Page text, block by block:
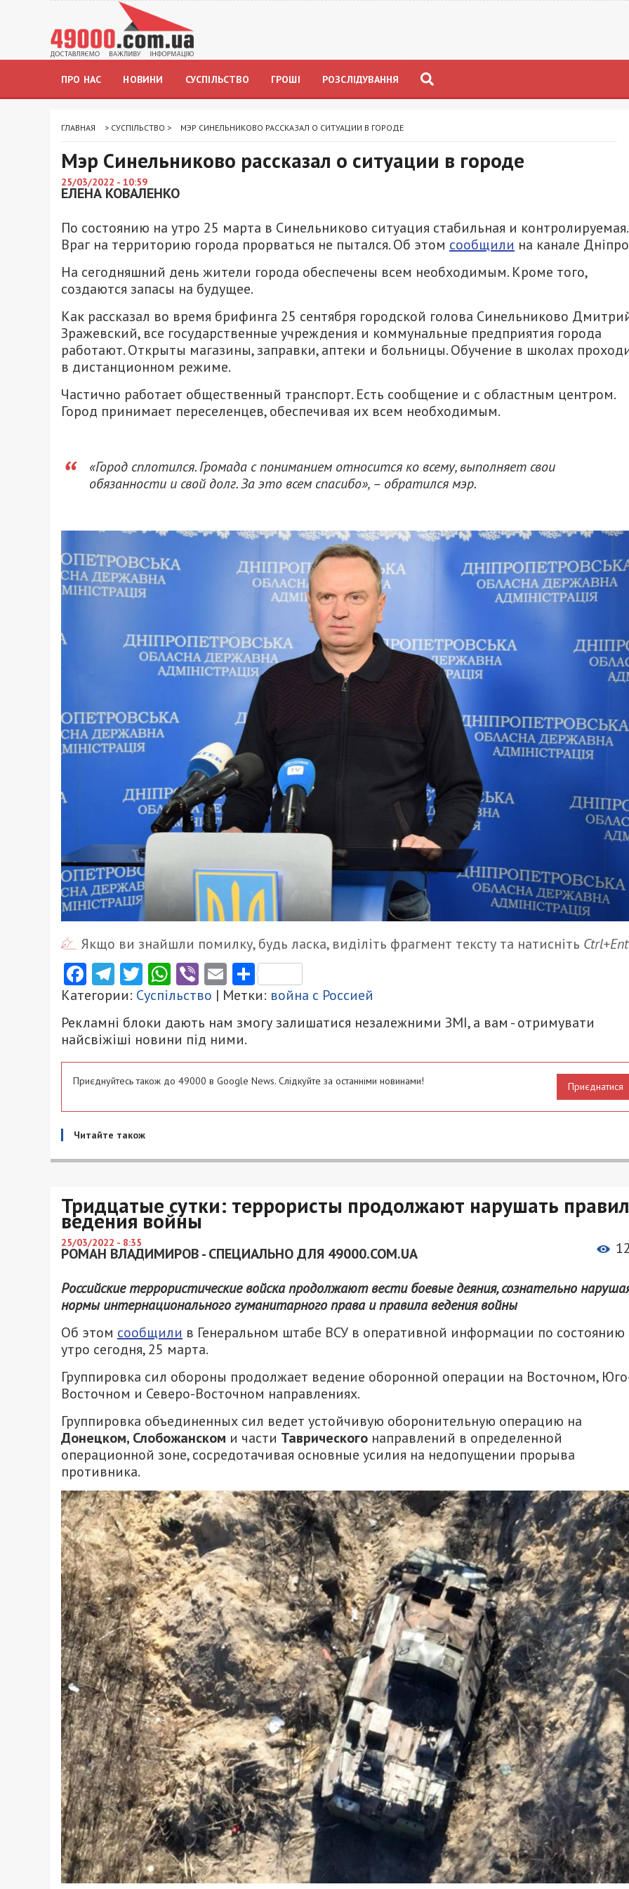
ПРО НАС НОВИНИ СУСПІЛЬСТВО ГРОШІ РОЗСЛІДУВАННЯ
ГЛАВНАЯ > СУСПІЛЬСТВО > МЭР СИНЕЛЬНИКОВО РАССКАЗАЛ О СИТУАЦИИ В ГОРОДЕ
Мэр Синельниково рассказал о ситуации в городе
25/03/2022 - 10:59
ЕЛЕНА КОВАЛЕНКО
По состоянию на утро 25 марта в Синельниково ситуация стабильная и контролируемая.
Враг на территорию города прорваться не пытался. Об этом сообщили на канале
На сегодняшний день жители города обеспечены всем необходимым. Кроме того,
создаются запасы на будущее.
Как рассказал во время брифинга 25 сентября городской голова Синельниково
Зражевский, все государственные учреждения и коммунальные предприятия города
работают. Открыты магазины, заправки, аптеки и больницы. Обучение в школах
в дистанционном режиме.
Частично работает общественный транспорт. Есть сообщение и с областным центром.
Город принимает переселенцев, обеспечивая их всем необходимым.
«Город сплотился. Громада с пониманием относится ко всему, выполняет свои
обязанности и свой долг. За это всем спасибо», – обратился мэр.
Якщо ви знайшли помилку, будь ласка, виділіть фрагмент тексту та натисніть
Facebook
Telegram
Twitter
WhatsApp
ViberEmailПоділитися
Категории: Суспільство | Метки: война с Россией
Рекламні блоки дають нам змогу залишатися незалежними ЗМІ, а вам - отримувати
найсвіжіші новини під ними.
Приєднуйтесь також до 49000 в Google News. Слідкуйте за останніми новинами! Приєднатися
Читайте також
Тридцатые сутки: террористы продолжают нарушать
ведения войны
25/03/2022 - 8:35
РОМАН ВЛАДИМИРОВ - СПЕЦИАЛЬНО ДЛЯ 49000.COM.UA
Российские террористические войска продолжают вести боевые деяния, сознательно
нормы интернационального гуманитарного права и правила ведения войны
Об этом сообщили в Генеральном штабе ВСУ в оперативной информации по состоянию
утро сегодня, 25 марта.
Группировка сил обороны продолжает ведение оборонной операции на Восточном,
Восточном и Северо-Восточном направлениях.
Группировка объединенных сил ведет устойчивую оборонительную операцию на
Донецком, Слобожанском и части Таврического направлений в определенной
операционной зоне, сосредотачивая основные усилия на недопущении прорыва
противника.